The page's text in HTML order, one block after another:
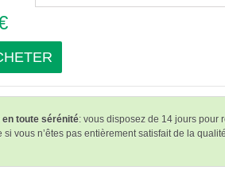
toute sérénité: vous disposez de 14 jours pour
si vous n’êtes pas entièrement satisfait de la